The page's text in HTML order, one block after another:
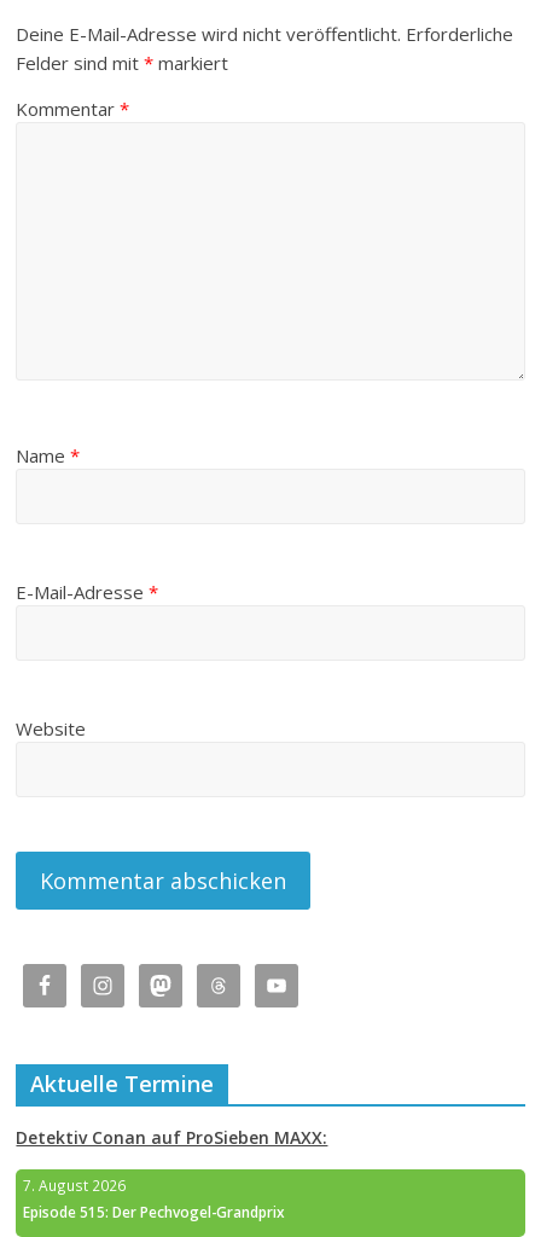
Deine E-Mail-Adresse wird nicht veröffentlicht. Erforderliche
Felder sind mit* markiert
Kommentar*
Name*
E-Mail-Adresse*
Website
Aktuelle Termine
Detektiv Conan auf ProSieben MAXX:
7. August 2026
Episode 515: Der Pechvogel-Grandprix